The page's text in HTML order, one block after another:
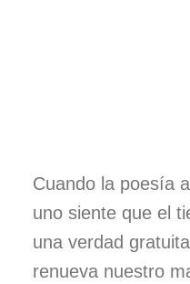
Cuando la poesía
uno siente que el
una verdad
renueva nuestro